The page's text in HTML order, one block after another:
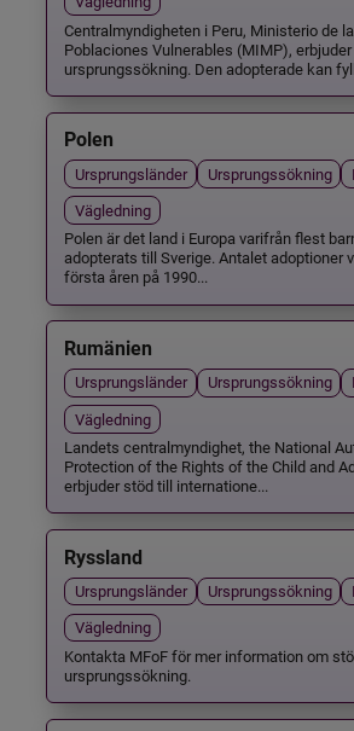
Centralmyndigheten i Peru, Ministerio de
Poblaciones Vulnerables (MIMP),
ursprungssökning. Den adopterade kan
Polen
Ursprungsländer Ursprungssökning
Vägledning
Polen är det land i Europa varifrån flest
adopterats till Sverige. Antalet adoptioner
första åren på 1990...
Rumänien
Ursprungsländer Ursprungssökning
Vägledning
Landets centralmyndighet, the National
Protection of the Rights of the Child and
erbjuder stöd till internatione...
Ryssland
Ursprungsländer Ursprungssökning
Vägledning
Kontakta MFoF för mer information om
ursprungssökning.